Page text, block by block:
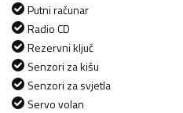
Putni računar
Radio CD
Rezervni ključ
Senzori za kišu
Senzori za svjetla
Servo volan